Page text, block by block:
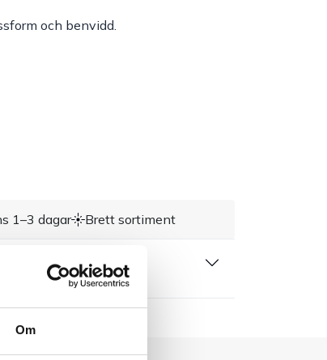
Om
och benvidd.
1–3 dagar Brett sortiment